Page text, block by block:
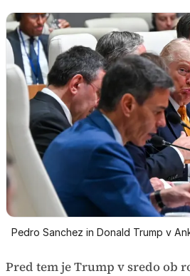
Pedro Sanchez in Donald Trump v
Pred tem je Trump v sredo ob